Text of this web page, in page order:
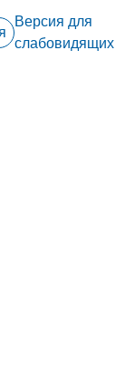
Версия для
слабовидящих